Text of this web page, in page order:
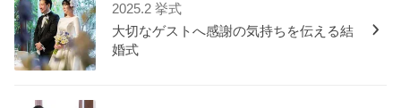
2025.2 挙式
大切なゲストへ感謝の気持ちを伝える結
婚式